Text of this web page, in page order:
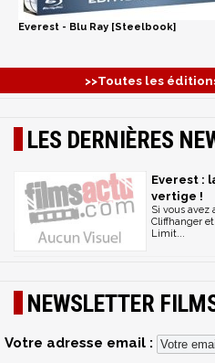
Everest - Blu Ray [Steelbook]
>>Toutes les
LES DERNIÈRES
Everest :
vertige !
Si vous avez
Cliffhanger
Limit...
NEWSLETTER
Votre adresse email :